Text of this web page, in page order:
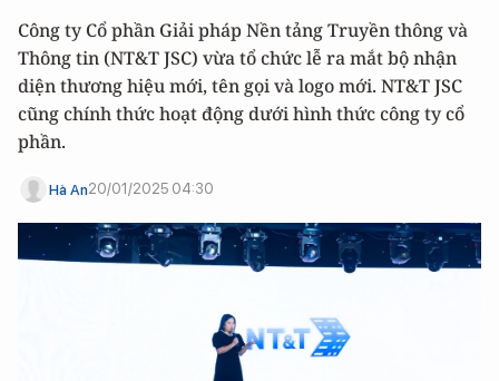
Công ty Cổ phần Giải pháp Nền tảng Truyền thông và
Thông tin (NT&T JSC) vừa tổ chức lễ ra mắt bộ nhận
diện thương hiệu mới, tên gọi và logo mới. NT&T JSC
cũng chính thức hoạt động dưới hình thức công ty cổ
phần.
Hà An20/01/2025 04:30